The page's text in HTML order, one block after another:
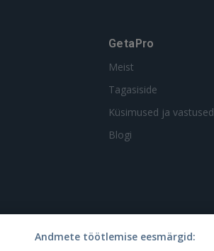
GetaPro
Meist
Tagasiside
Küsimused ja vastused
Blogi
Andmete töötlemise eesmärgid: